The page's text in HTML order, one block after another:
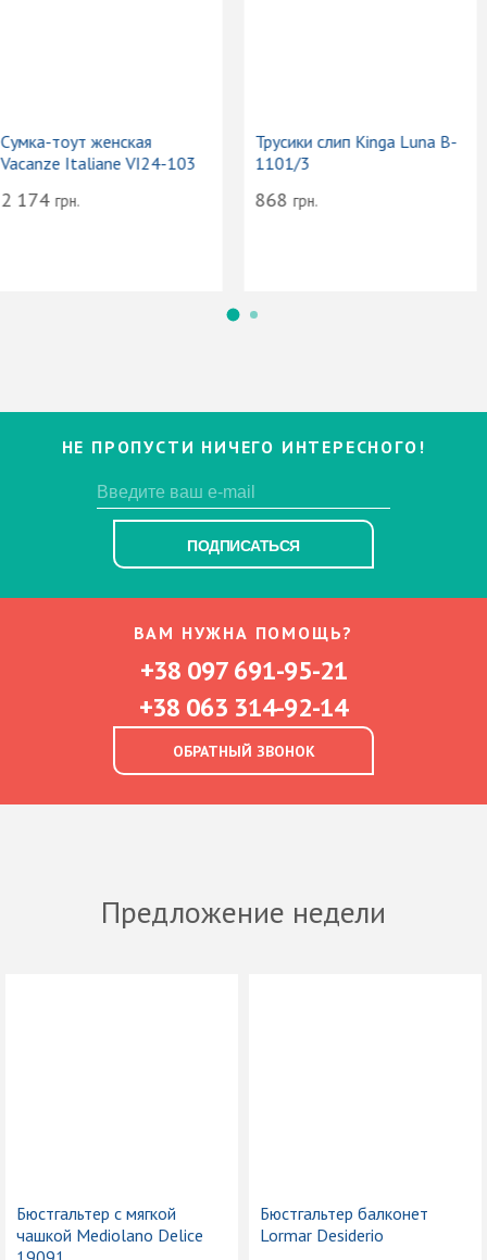
Сумка-тоут женская
Vacanze Italiane VI24-103
2 174грн.
Трусики слип Kinga Luna B-
1101/3
868грн.
НЕ ПРОПУСТИ НИЧЕГО ИНТЕРЕСНОГО!
ПОДПИСАТЬСЯ
ВАМ НУЖНА ПОМОЩЬ?
+38 097 691-95-21
+38 063 314-92-14
ОБРАТНЫЙ ЗВОНОК
Предложение недели
Бюстгальтер с мягкой
чашкой Mediolano Delice
Бюстгальтер балконет
Lormar Desiderio